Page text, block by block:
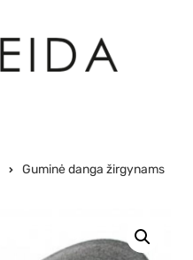
Guminė danga žirgynams